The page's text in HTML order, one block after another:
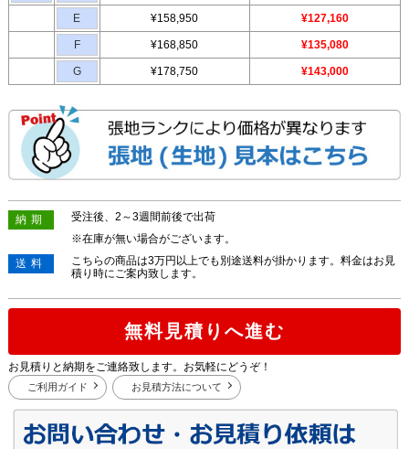
E ¥158,950 ¥127,160
F ¥168,850 ¥135,080
G ¥178,750 ¥143,000
納期
受注後、2～3週間前後で出荷
※在庫が無い場合がございます。
送料
こちらの商品は3万円以上でも別途送料が掛かります。料金はお見
積り時にご案内致します。
無料見積りへ進む
お見積りと納期をご連絡致します。お気軽にどうぞ！
ご利用ガイド お見積方法について